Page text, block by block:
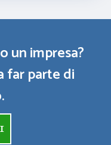
un impresa?
far parte di